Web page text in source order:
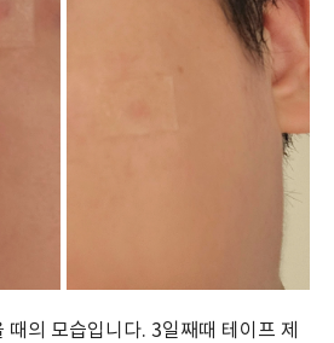
의 모습입니다. 3일째때 테이프 제